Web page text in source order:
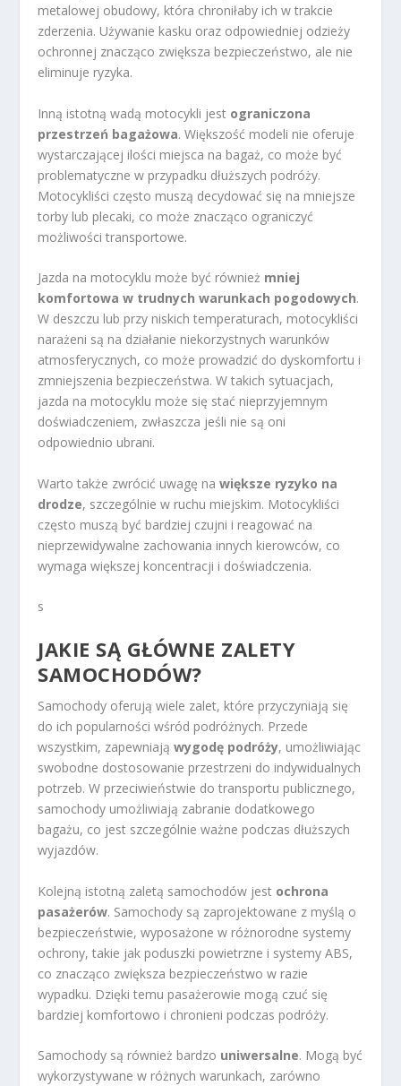
metalowej obudowy, która chroniłaby ich w trakcie
zderzenia. Używanie kasku oraz odpowiedniej odzieży
ochronnej znacząco zwiększa bezpieczeństwo, ale nie
eliminuje ryzyka.
Inną istotną wadą motocykli jest ograniczona
przestrzeń bagażowa. Większość modeli nie oferuje
wystarczającej ilości miejsca na bagaż, co może być
problematyczne w przypadku dłuższych podróży.
Motocykliści często muszą decydować się na mniejsze
torby lub plecaki, co może znacząco ograniczyć
możliwości transportowe.
Jazda na motocyklu może być również mniej
komfortowa w trudnych warunkach pogodowych.
W deszczu lub przy niskich temperaturach, motocykliści
narażeni są na działanie niekorzystnych warunków
atmosferycznych, co może prowadzić do dyskomfortu i
zmniejszenia bezpieczeństwa. W takich sytuacjach,
jazda na motocyklu może się stać nieprzyjemnym
doświadczeniem, zwłaszcza jeśli nie są oni
odpowiednio ubrani.
Warto także zwrócić uwagę nawiększe ryzyko na
drodze, szczególnie w ruchu miejskim. Motocykliści
często muszą być bardziej czujni i reagować na
nieprzewidywalne zachowania innych kierowców, co
wymaga większej koncentracji i doświadczenia.
s
JAKIE SĄ GŁÓWNE ZALETY
SAMOCHODÓW?
Samochody oferują wiele zalet, które przyczyniają się
do ich popularności wśród podróżnych. Przede
wszystkim, zapewniająwygodę podróży, umożliwiając
swobodne dostosowanie przestrzeni do indywidualnych
potrzeb. W przeciwieństwie do transportu publicznego,
samochody umożliwiają zabranie dodatkowego
bagażu, co jest szczególnie ważne podczas dłuższych
wyjazdów.
Kolejną istotną zaletą samochodów jest ochrona
pasażerów. Samochody są zaprojektowane z myślą o
bezpieczeństwie, wyposażone w różnorodne systemy
ochrony, takie jak poduszki powietrzne i systemy ABS,
co znacząco zwiększa bezpieczeństwo w razie
wypadku. Dzięki temu pasażerowie mogą czuć się
bardziej komfortowo i chronieni podczas podróży.
Samochody są również bardzo uniwersalne. Mogą być
wykorzystywane w różnych warunkach, zarówno